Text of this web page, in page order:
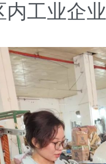
内工业企